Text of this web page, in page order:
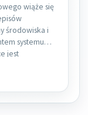
wiąże się
środowiska i
systemu
jest